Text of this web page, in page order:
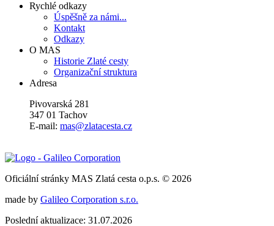
Rychlé odkazy
Úspěšně za námi...
Kontakt
Odkazy
O MAS
Historie Zlaté cesty
Organizační struktura
Adresa
Pivovarská 281
347 01 Tachov
E-mail: mas@zlatacesta.cz
Oficiální stránky MAS Zlatá cesta o.p.s. © 2026
made by Galileo Corporation s.r.o.
Poslední aktualizace: 31.07.2026